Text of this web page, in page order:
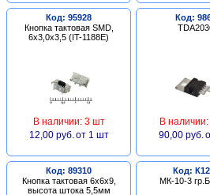
Код: 95928
Кнопка тактовая SMD,
6х3,0х3,5 (IT-1188E)
В наличии: 3 шт
12,00 руб. от 1 шт
Код:
В
90,00 руб.
Код: 89310
Кнопка тактовая 6х6х9,
высота штока 5,5мм
Код:
МК-10-3 гр.Б